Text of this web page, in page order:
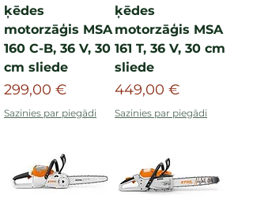
ķēdes
motorzāģis MSA
160 C-B, 36 V, 30
cm sliede
Cena
299,00 €
Sazinies par piegādi
ķēdes
motorzāģis MSA
161 T, 36 V, 30 cm
sliede
Cena
449,00 €
Sazinies par piegādi